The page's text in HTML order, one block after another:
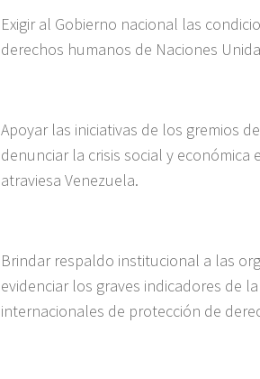
Exigir al Gobierno nacional las
derechos humanos de Naciones
Apoyar las iniciativas de los gremios
denunciar la crisis social y
atraviesa Venezuela.
Brindar respaldo institucional a las
evidenciar los graves indicadores de
internacionales de protección de